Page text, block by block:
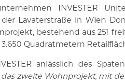
INVESTER
Lavaterstraße in Wien
bestehend aus 251
Quadratmetern
anlässlich des
das zweite Wohnprojekt, mit